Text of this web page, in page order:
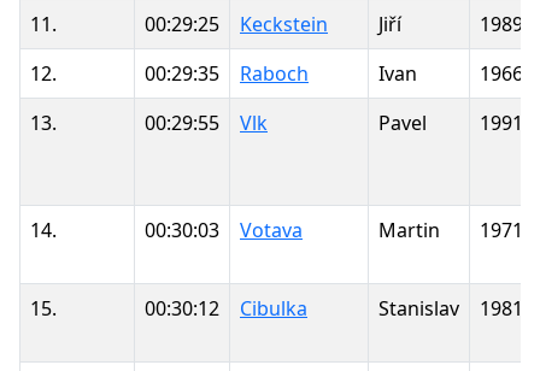
11. 00:29:25 Keckstein Jiří
1989
12.
00:29:35 Raboch Ivan
1966
13.
00:29:55 Vlk Pavel 1991
14. 00:30:03 Votava Martin 1971
15. 00:30:12 Cibulka Stanislav 1981